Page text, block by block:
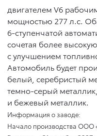
двигателем V6
мощностью 277 л.с.
6-ступенчатой
сочетая более
с улучшением
Автомобиль будет
белый, серебристый
темно-серый
и бежевый металлик.
Информация о заводе:
Начало производства ООО